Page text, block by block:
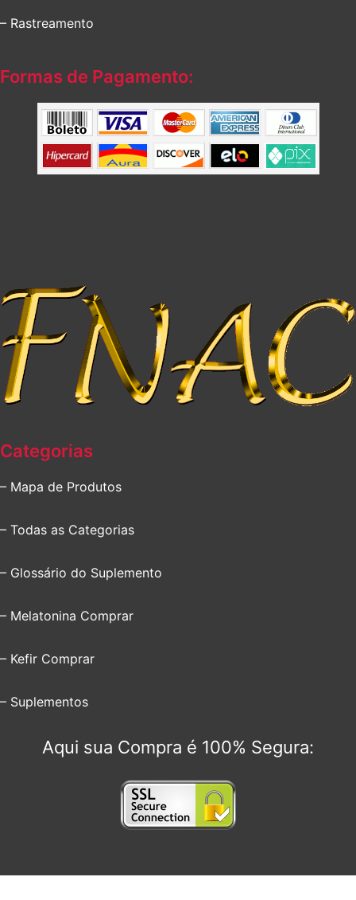
– Rastreamento
Formas de Pagamento:
Categorias
– Mapa de Produtos
– Todas as Categorias
– Glossário do Suplemento
– Melatonina Comprar
– Kefir Comprar
– Suplementos
Aqui sua Compra é 100% Segura: